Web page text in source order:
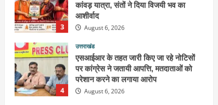
4
उत्तराखंड
एसआईआर के तहत जारी किए जा रहे नोटिसों
पर कांग्रेस ने जतायी आपत्ति, मतदाताओं को
परेशान करने का लगाया आरोप
August 6, 2026
उत्तराखंड
महंत यति रामस्वरूप आनंद गिरि को लेकर पूरे
दिन चला हाई वोल्टेज ड्रामा, चौकी से अपने